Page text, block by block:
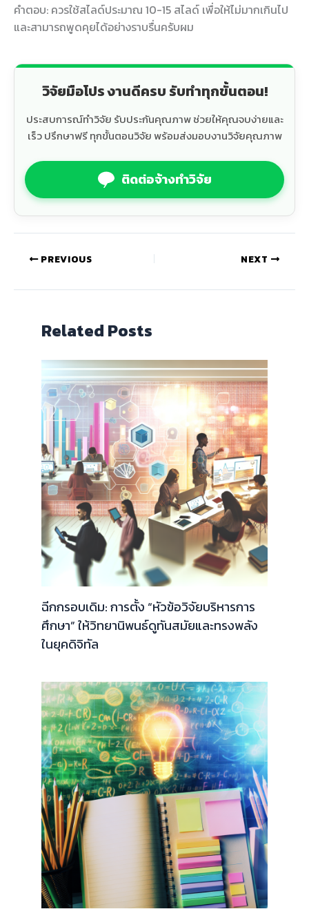
คำตอบ: ควรใช้สไลด์ประมาณ 10-15 สไลด์ เพื่อให้ไม่มากเกินไป
และสามารถพูดคุยได้อย่างราบรื่นครับผม
วิจัยมือโปร งานดีครบ รับทำทุกขั้นตอน!
ประสบการณ์ทำวิจัย รับประกันคุณภาพ ช่วยให้คุณจบง่ายและ
เร็ว ปรึกษาฟรี ทุกขั้นตอนวิจัย พร้อมส่งมอบงานวิจัยคุณภาพ
ติดต่อจ้างทำวิจัย
PREVIOUS NEXT
Related Posts
ฉีกกรอบเดิม: การตั้ง “หัวข้อวิจัยบริหารการ
ศึกษา” ให้วิทยานิพนธ์ดูทันสมัยและทรงพลัง
ในยุคดิจิทัล